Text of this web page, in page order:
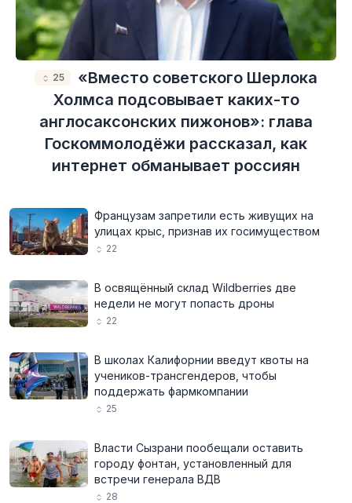
25
«Вместо советского Шерлока
Холмса подсовывает каких-то
англосаксонских пижонов»: глава
Госкоммолодёжи рассказал, как
интернет обманывает россиян
Французам запретили есть живущих на
улицах крыс, признав их госимуществом
22
В освящённый склад Wildberries две
недели не могут попасть дроны
22
В школах Калифорнии введут квоты на
учеников-трансгендеров, чтобы
поддержать фармкомпании
25
Власти Сызрани пообещали оставить
городу фонтан, установленный для
встречи генерала ВДВ
28